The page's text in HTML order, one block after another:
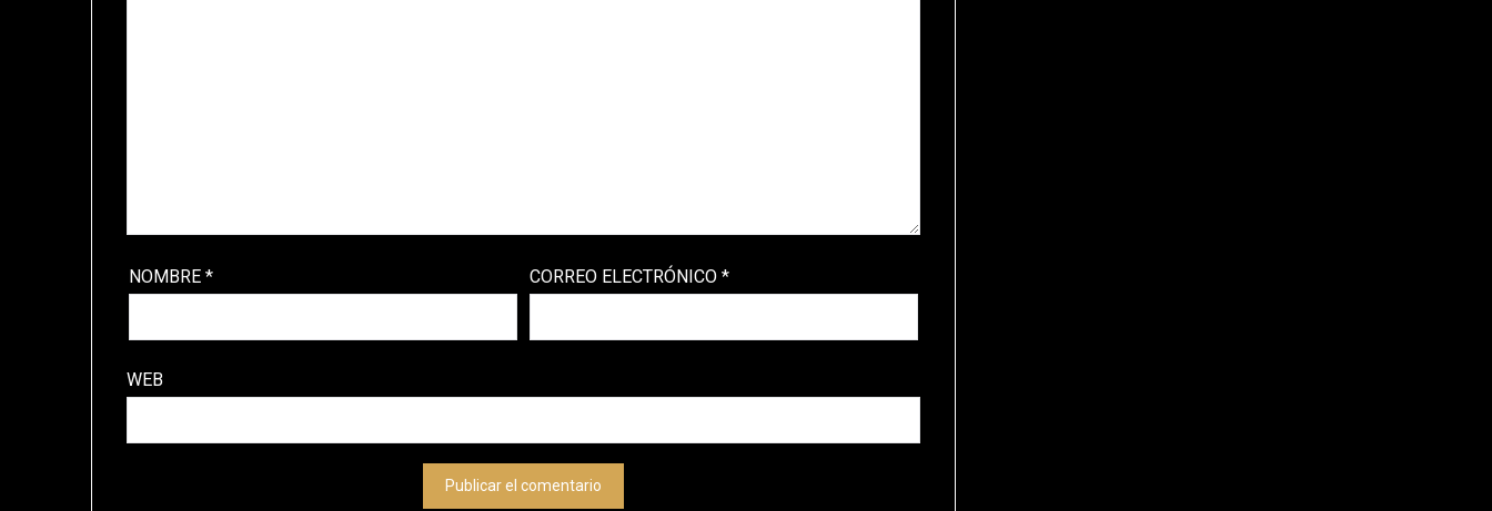
NOMBRE * CORREO ELECTRÓNICO *
WEB